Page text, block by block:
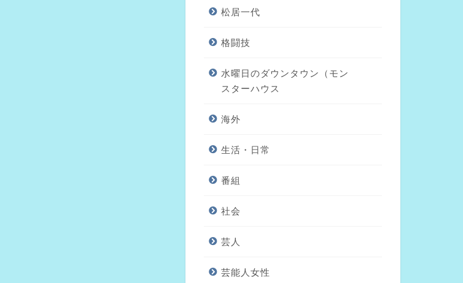
松居一代
格闘技
水曜日のダウンタウン（モン
スターハウス
海外
生活・日常
番組
社会
芸人
芸能人女性